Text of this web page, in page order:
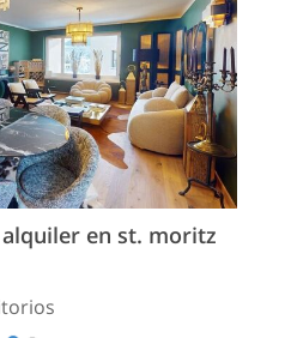
en st. moritz